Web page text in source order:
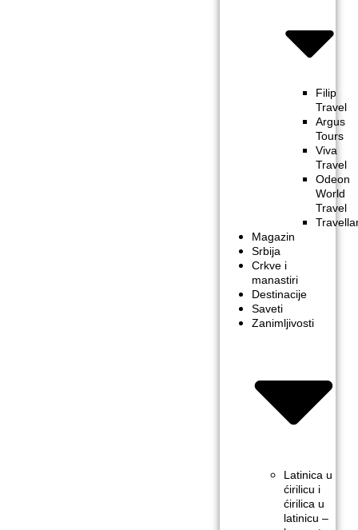
Filip
Travel
Argus
Tours
Viva
Travel
Odeon
World
Travel
Magazin
Srbija
Crkve i
manastiri
Destinacije
Saveti
Zanimljivosti
Latinica u
ćirilicu i
ćirilica u
latinicu –